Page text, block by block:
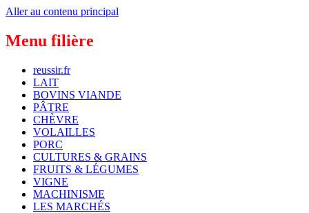
Aller au contenu principal
Menu filière
reussir.fr
LAIT
BOVINS VIANDE
PÂTRE
CHÈVRE
VOLAILLES
PORC
CULTURES & GRAINS
FRUITS & LÉGUMES
VIGNE
MACHINISME
LES MARCHÉS